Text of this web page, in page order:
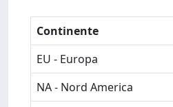
Continente
EU - Europa
NA - Nord America